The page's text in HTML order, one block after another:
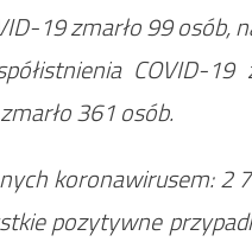
19 zmarło 99 osób,
COVID-
361 osób.
koronawirusem: 2
pozytywne